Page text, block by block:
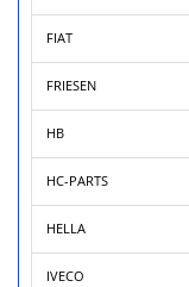
FIAT
FRIESEN
HB
HC-PARTS
HELLA
IVECO